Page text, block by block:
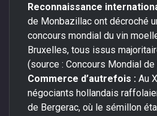
Reconnaissance
de Monbazillac ont décroché
concours mondial du vin
Bruxelles, tous issus
(source : Concours Mondial
Commerce d’autrefois : Au
négociants hollandais
de Bergerac, où le sémillon